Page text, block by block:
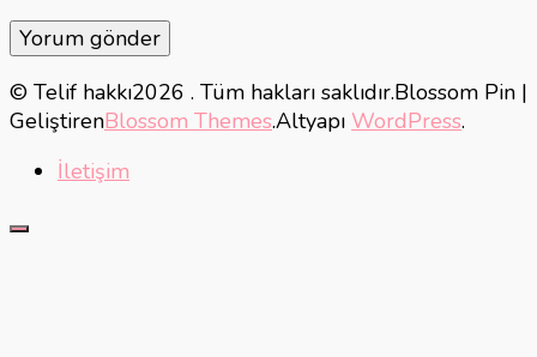
© Telif hakkı2026 . Tüm hakları saklıdır.Blossom Pin |
GeliştirenBlossom Themes.Altyapı WordPress.
İletişim